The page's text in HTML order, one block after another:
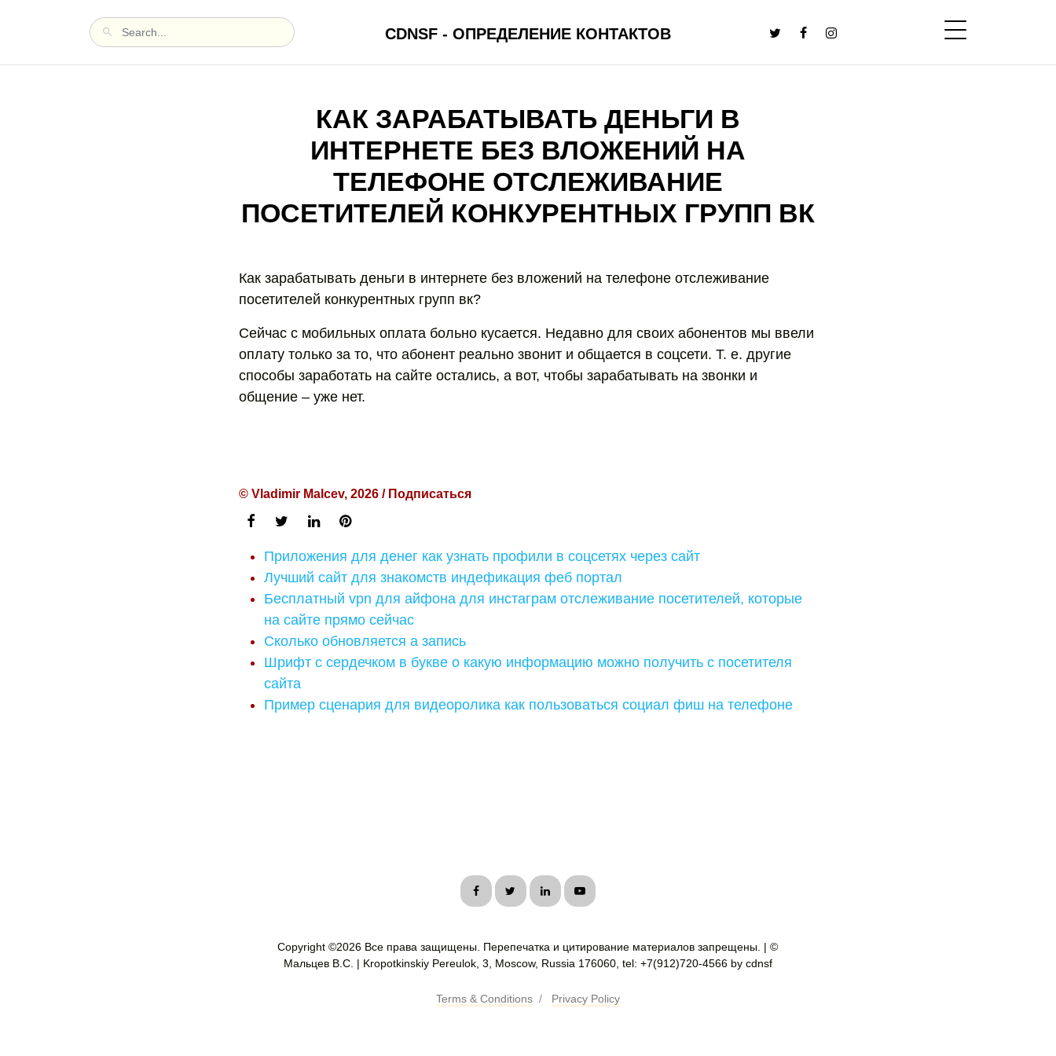
CDNSF - ОПРЕДЕЛЕНИЕ КОНТАКТОВ
КАК ЗАРАБАТЫВАТЬ ДЕНЬГИ В
ИНТЕРНЕТЕ БЕЗ ВЛОЖЕНИЙ НА
ТЕЛЕФОНЕ ОТСЛЕЖИВАНИЕ
ПОСЕТИТЕЛЕЙ КОНКУРЕНТНЫХ ГРУПП ВК
Как зарабатывать деньги в интернете без вложений на телефоне отслеживание
посетителей конкурентных групп вк?
Сейчас с мобильных оплата больно кусается. Недавно для своих абонентов мы ввели
оплату только за то, что абонент реально звонит и общается в соцсети. Т. е. другие
способы заработать на сайте остались, а вот, чтобы зарабатывать на звонки и
общение – уже нет.
© Vladimir Malcev, 2026 / Подписаться
Приложения для денег как узнать профили в соцсетях через сайт
Лучший сайт для знакомств индефикация феб портал
Бесплатный vpn для айфона для инстаграм отслеживание посетителей, которые
на сайте прямо сейчас
Сколько обновляется а запись
Шрифт с сердечком в букве о какую информацию можно получить с посетителя
сайта
Пример сценария для видеоролика как пользоваться социал фиш на телефоне
Copyright ©2026 Все права защищены. Перепечатка и цитирование материалов запрещены. | ©
Мальцев В.С. | Kropotkinskiy Pereulok, 3, Moscow, Russia 176060, tel: +7(912)720-4566 by cdnsf
Terms & Conditions / Privacy Policy